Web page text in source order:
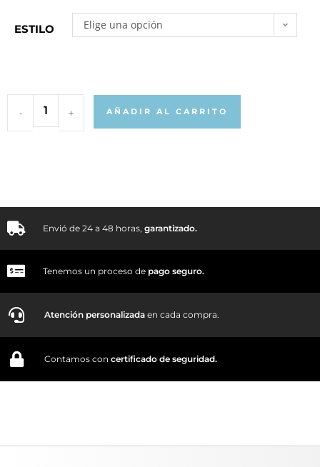
ESTILO Elige una opción
- + AÑADIR AL CARRITO
Envió de 24 a 48 horas, garantizado.
Tenemos un proceso de pago seguro.
Atención personalizada en cada compra.
Contamos con certificado de seguridad.